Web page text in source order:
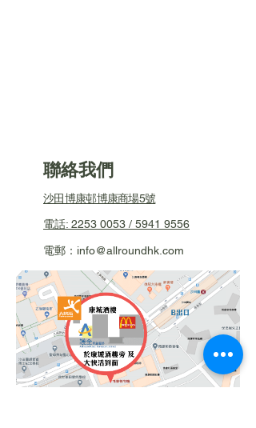
​聯絡我們
沙田博康邨博康商場5號
電話: 2253 0053 / 5941 9556
電郵：info@allroundhk.com